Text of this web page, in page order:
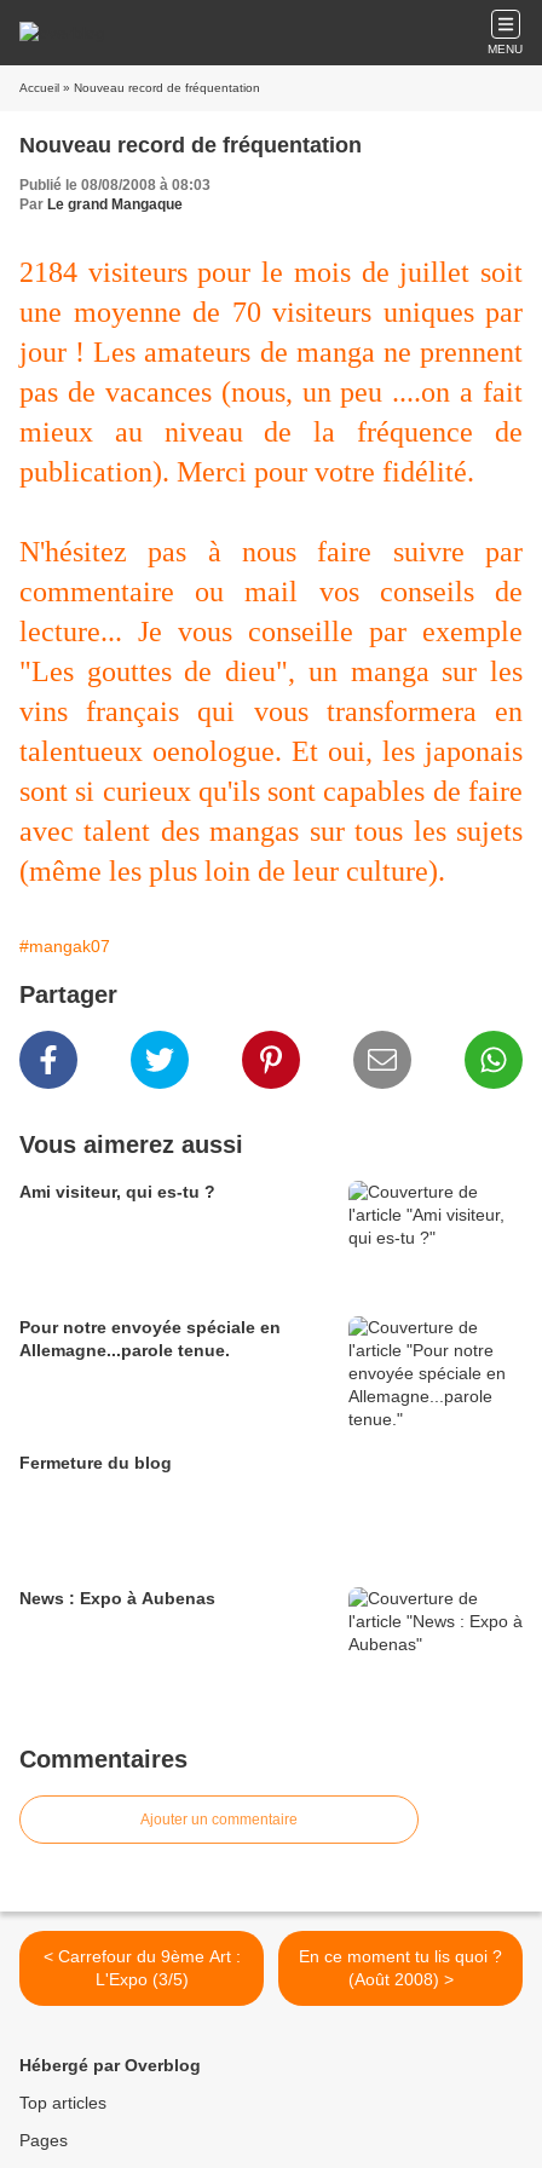
MENU
Accueil » Nouveau record de fréquentation
Nouveau record de fréquentation
Publié le 08/08/2008 à 08:03
Par Le grand Mangaque
2184 visiteurs pour le mois de juillet soit
une moyenne de 70 visiteurs uniques par
jour ! Les amateurs de manga ne prennent
pas de vacances (nous, un peu ....on a fait
mieux au niveau de la fréquence de
publication). Merci pour votre fidélité.
N'hésitez pas à nous faire suivre par
commentaire ou mail vos conseils de
lecture... Je vous conseille par exemple
"Les gouttes de dieu", un manga sur les
vins français qui vous transformera en
talentueux oenologue. Et oui, les japonais
sont si curieux qu'ils sont capables de faire
avec talent des mangas sur tous les sujets
(même les plus loin de leur culture).
#mangak07
Partager
Vous aimerez aussi
Ami visiteur, qui es-tu ?
Pour notre envoyée spéciale en
Allemagne...parole tenue.
Fermeture du blog
News : Expo à Aubenas
Commentaires
Ajouter un commentaire
< Carrefour du 9ème Art :
L'Expo (3/5)
En ce moment tu lis quoi ?
(Août 2008) >
Hébergé par Overblog
Top articles
Pages